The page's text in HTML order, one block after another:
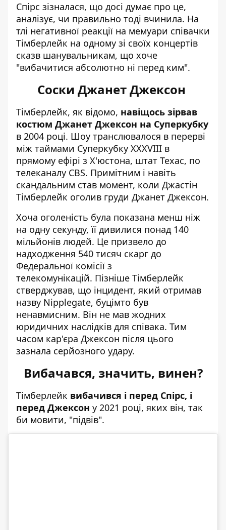
Спірс зізналася, що досі думає про це,
аналізує, чи правильно тоді вчинила. На
тлі негативної реакції на мемуари співачки
Тімберлейк на одному зі своїх концертів
сказв шанувальникам, що хоче
"вибачитися абсолютно ні перед ким".
Соски Джанет Джексон
Тімберлейк, як відомо, навіщось зірвав
костюм Джанет Джексон на Суперкубку
в 2004 році. Шоу транслювалося в перерві
між таймами Суперкубку XXXVIII в
прямому ефірі з Х'юстона, штат Техас, по
телеканалу CBS. Примітним і навіть
скандальним став момент, коли Джастін
Тімберлейк оголив груди Джанет Джексон.
Хоча оголеність була показана менш ніж
на одну секунду, її дивилися понад 140
мільйонів людей. Це призвело до
надходження 540 тисяч скарг до
Федеральної комісії з
телекомунікацій. Пізніше Тімберлейк
стверджував, що інцидент, який отримав
назву Nipplegate, буцімто був
ненавмисним. Він не мав жодних
юридичних наслідків для співака. Тим
часом кар'єра Джексон після цього
зазнала серйозного удару.
Вибачався, значить, винен?
Тімберлейк вибачився і перед Спірс, і
перед Джексон у 2021 році, яких він, так
би мовити, "підвів".